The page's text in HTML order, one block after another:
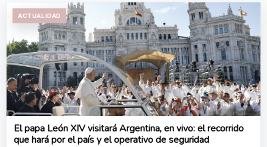
ACTUALIDAD
El papa León XIV visitará Argentina, en vivo: el recorrido
que hará por el país y el operativo de seguridad